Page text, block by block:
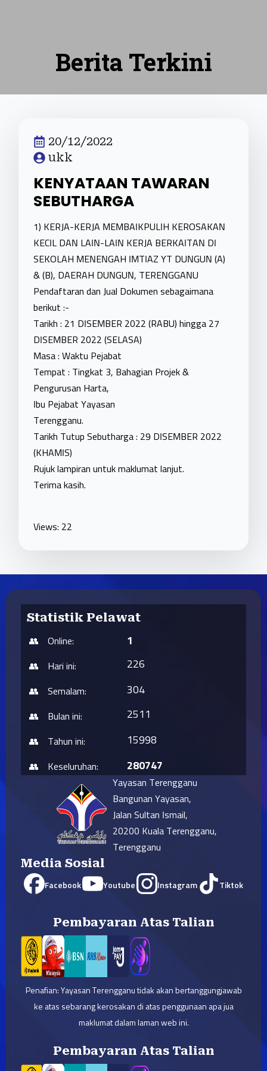
Berita Terkini
20/12/2022
ukk
KENYATAAN TAWARAN
SEBUTHARGA
1) KERJA-KERJA MEMBAIKPULIH KEROSAKAN
KECIL DAN LAIN-LAIN KERJA BERKAITAN DI
SEKOLAH MENENGAH IMTIAZ YT DUNGUN (A)
& (B), DAERAH DUNGUN, TERENGGANU
Pendaftaran dan Jual Dokumen sebagaimana
berikut :-
Tarikh : 21 DISEMBER 2022 (RABU) hingga 27
DISEMBER 2022 (SELASA)
Masa : Waktu Pejabat
Tempat : Tingkat 3, Bahagian Projek &
Pengurusan Harta,
Ibu Pejabat Yayasan
Terengganu.
Tarikh Tutup Sebutharga : 29 DISEMBER 2022
(KHAMIS)
Rujuk lampiran untuk maklumat lanjut.
Terima kasih.
Views: 22
Statistik Pelawat
Online:
Hari ini:
Semalam:
Bulan ini:
Tahun ini:
Keseluruhan:
1
226
304
2511
15998
280747
Yayasan Terengganu
Bangunan Yayasan,
Jalan Sultan Ismail,
20200 Kuala Terengganu,
Terengganu
Media Sosial
Facebook Youtube Instagram Tiktok
Pembayaran Atas Talian
Penafian: Yayasan Terengganu tidak akan bertanggungjawab
ke atas sebarang kerosakan di atas penggunaan apa jua
maklumat dalam laman web ini.
Pembayaran Atas Talian